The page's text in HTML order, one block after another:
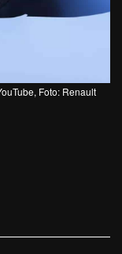
Foto: Renault